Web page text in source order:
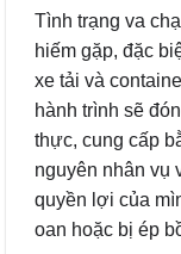
Tình trạng va
hiếm gặp, đặc
xe tải và
hành trình sẽ
thực, cung cấp
nguyên nhân vụ
quyền lợi của
oan hoặc bị ép